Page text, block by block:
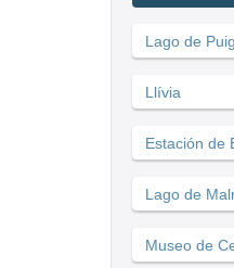
Lago de
Llívia
Estación de
Lago de
Museo de